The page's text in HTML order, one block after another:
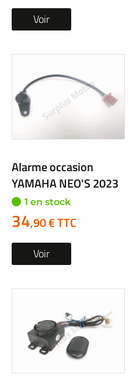
Voir
Alarme occasion
YAMAHA NEO'S 2023
1 en stock
34,90 € TTC
Voir